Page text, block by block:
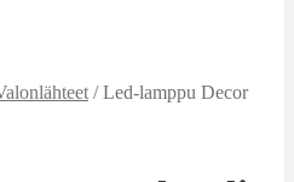
/Led-lamppu Decor